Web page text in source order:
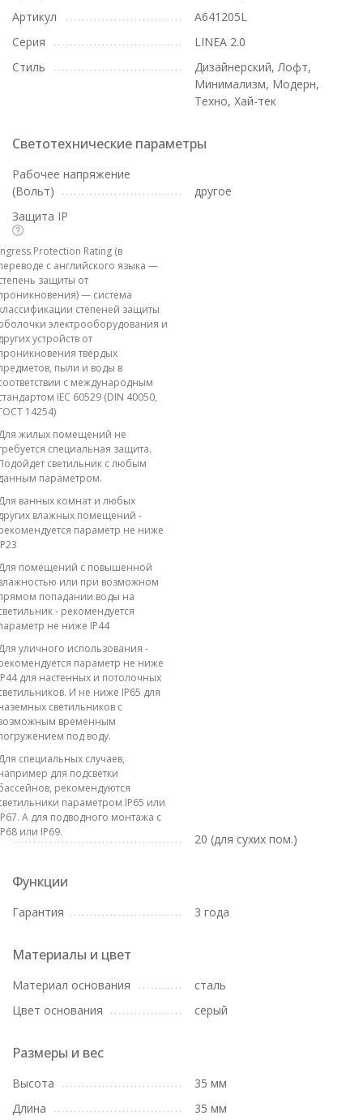
Артикул
A641205L
Серия
LINEA 2.0
Стиль
Дизайнерский, Лофт,
Минимализм, Модерн,
Техно, Хай-тек
Светотехнические параметры
Рабочее напряжение
(Вольт)
другое
Защита IP
Protection Rating (в
с английского языка —
защиты от
— система
степеней защиты
электрооборудования и
устройств от
твёрдых
пыли и воды в
с международным
IEC 60529 (DIN 40050,
14254)
жилых помещений не
специальная защита.
светильник с любым
параметром.
ванных комнат и любых
влажных помещений -
параметр не ниже
помещений с повышенной
или при возможном
попадании воды на
- рекомендуется
не ниже IP44
уличного использования -
параметр не ниже
для настенных и потолочных
И не ниже IP65 для
светильников с
временным
под воду.
специальных случаев,
для подсветки
рекомендуются
параметром IP65 или
А для подводного монтажа с
или IP69.
20 (для сухих пом.)
Функции
Гарантия 3 года
Материалы и цвет
Материал основания
сталь
Цвет основания
серый
Размеры и вес
Высота
35 мм
Длина
35 мм